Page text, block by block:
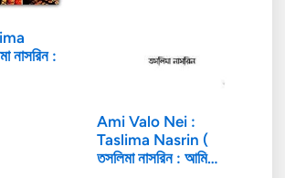
নাসরিন :
Ami Valo Nei :
Taslima Nasrin (
তসলিমা নাসরিন : আমি…